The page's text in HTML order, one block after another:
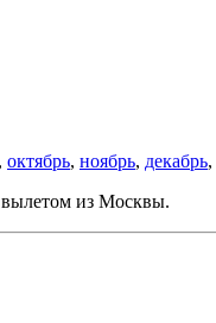
, октябрь, ноябрь, декабрь,
вылетом из Москвы.